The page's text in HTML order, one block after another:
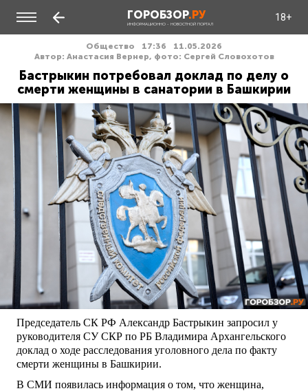
ГОРОБЗОР.РУ
ИНФОРМАЦИОННО - НОВОСТНОЙ ПОРТАЛ
18+
Общество 17:36
11.05.2026
Автор: Анастасия Вернер, фото: Сергей Словохотов
Бастрыкин потребовал доклад по делу о
смерти женщины в санатории в Башкирии
Председатель СК РФ Александр Бастрыкин запросил у
руководителя СУ СКР по РБ Владимира Архангельского
доклад о ходе расследования уголовного дела по факту
смерти женщины в Башкирии.
В СМИ появилась информация о том, что женщина,